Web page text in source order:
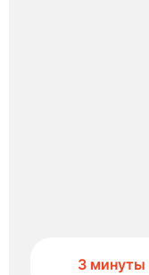
3 минуты